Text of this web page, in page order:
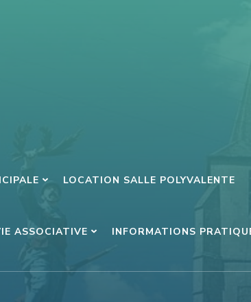
LOCATION SALLE POLYVALENTE
ASSOCIATIVE INFORMATIONS